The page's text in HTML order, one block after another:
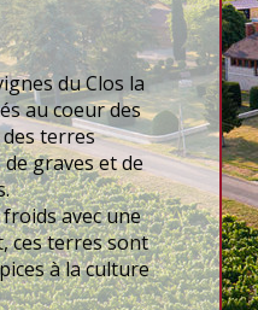
du Clos la
au coeur des
terres
graves et de
avec une
ces terres sont
à la culture